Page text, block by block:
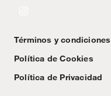
Textos Legales
Términos y condiciones
Política de Cookies
Política de Privacidad